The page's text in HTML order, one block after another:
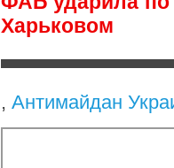
Харьковом
, Антимайдан